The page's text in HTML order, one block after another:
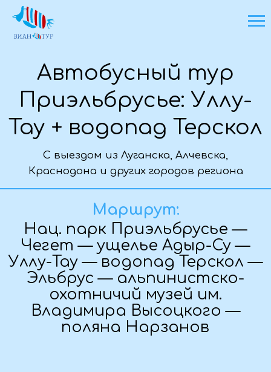
Приэльбрусье: Уллу-
Тау + водопад Терскол
С выездом из Луганска, Алчевска,
Краснодона и других городов региона
Маршрут:
Нац. парк Приэльбрусье —
Чегет — ущелье Адыр-Су —
Уллу-Тау — водопад Терскол —
охотничий музей им.
Владимира Высоцкого —
поляна Нарзанов
Основная информация о туре